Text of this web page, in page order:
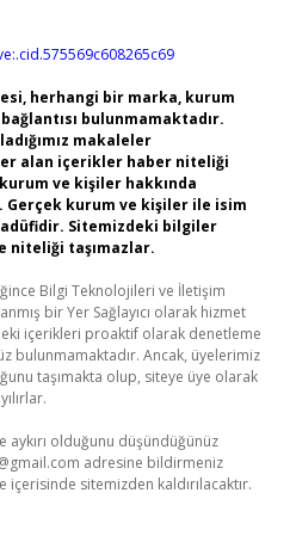
herhangi bir marka, kurum
bulunmamaktadır.
makaleler
alan içerikler haber niteliği
ve kişiler hakkında
Gerçek kurum ve kişiler ile isim
Sitemizdeki bilgiler
niteliği taşımazlar.
Bilgi Teknolojileri ve İletişim
bir Yer Sağlayıcı olarak hizmet
içerikleri proaktif olarak denetleme
bulunmamaktadır. Ancak, üyelerimiz
taşımakta olup, siteye üye olarak
aykırı olduğunu düşündüğünüz
adresine bildirmeniz
sitemizden kaldırılacaktır.